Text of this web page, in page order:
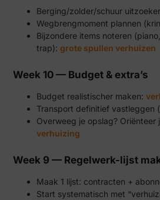
Berging/zolder/schuur
Wegbrengmoment plannen
Bijzondere items noteren
trap):grote spullen verhuizen
Week 10 — Budget & extra’s
Budget realistischer maken:
Transport definitief vastleggen
Overweeg je opslag? Oriënteer
verhuizing
Week 9 — Regelwerk-lijst
Maak 1 lijst: contracten +
Start systematisch met